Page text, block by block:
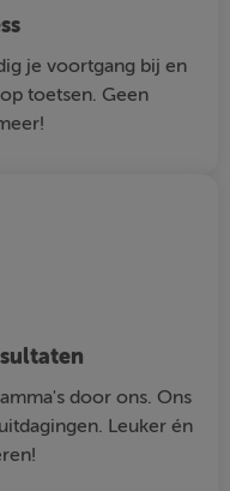
je voortgang bij en
toetsen. Geen
door ons. Ons
Leuker én